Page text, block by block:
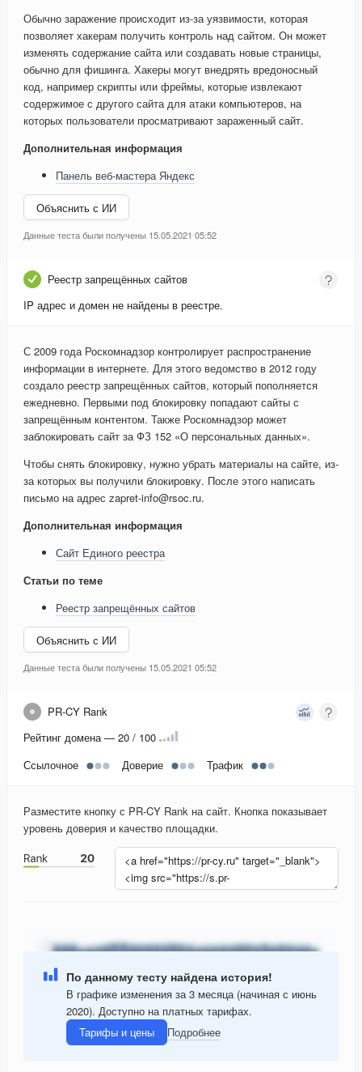
Обычно заражение происходит из-за уязвимости, которая
позволяет хакерам получить контроль над сайтом. Он может
изменять содержание сайта или создавать новые страницы,
обычно для фишинга. Хакеры могут внедрять вредоносный
код, например скрипты или фреймы, которые извлекают
содержимое с другого сайта для атаки компьютеров, на
которых пользователи просматривают зараженный сайт.
Дополнительная информация
Панель веб-мастера Яндекс
Объяснить с ИИ
Данные теста были получены 15.05.2021 05:52
Реестр запрещённых сайтов
IP адрес и домен не найдены в реестре.
С 2009 года Роскомнадзор контролирует распространение
информации в интернете. Для этого ведомство в 2012 году
создало реестр запрещённых сайтов, который пополняется
ежедневно. Первыми под блокировку попадают сайты с
запрещённым контентом. Также Роскомнадзор может
заблокировать сайт за ФЗ 152 «О персональных данных».
Чтобы снять блокировку, нужно убрать материалы на сайте, из-
за которых вы получили блокировку. После этого написать
письмо на адрес zapret-info@rsoc.ru.
Дополнительная информация
Сайт Единого реестра
Статьи по теме
Реестр запрещённых сайтов
Объяснить с ИИ
Данные теста были получены 15.05.2021 05:52
PR-CY Rank
Рейтинг домена — 20 / 100
Ссылочное
Доверие Трафик
Разместите кнопку с PR-CY Rank на сайт. Кнопка показывает
уровень доверия и качество площадки.
По данному тесту найдена история!
В графике изменения за 3 месяца (начиная с июнь
2020). Доступно на платных тарифах.
Тарифы и цены
Подробнее